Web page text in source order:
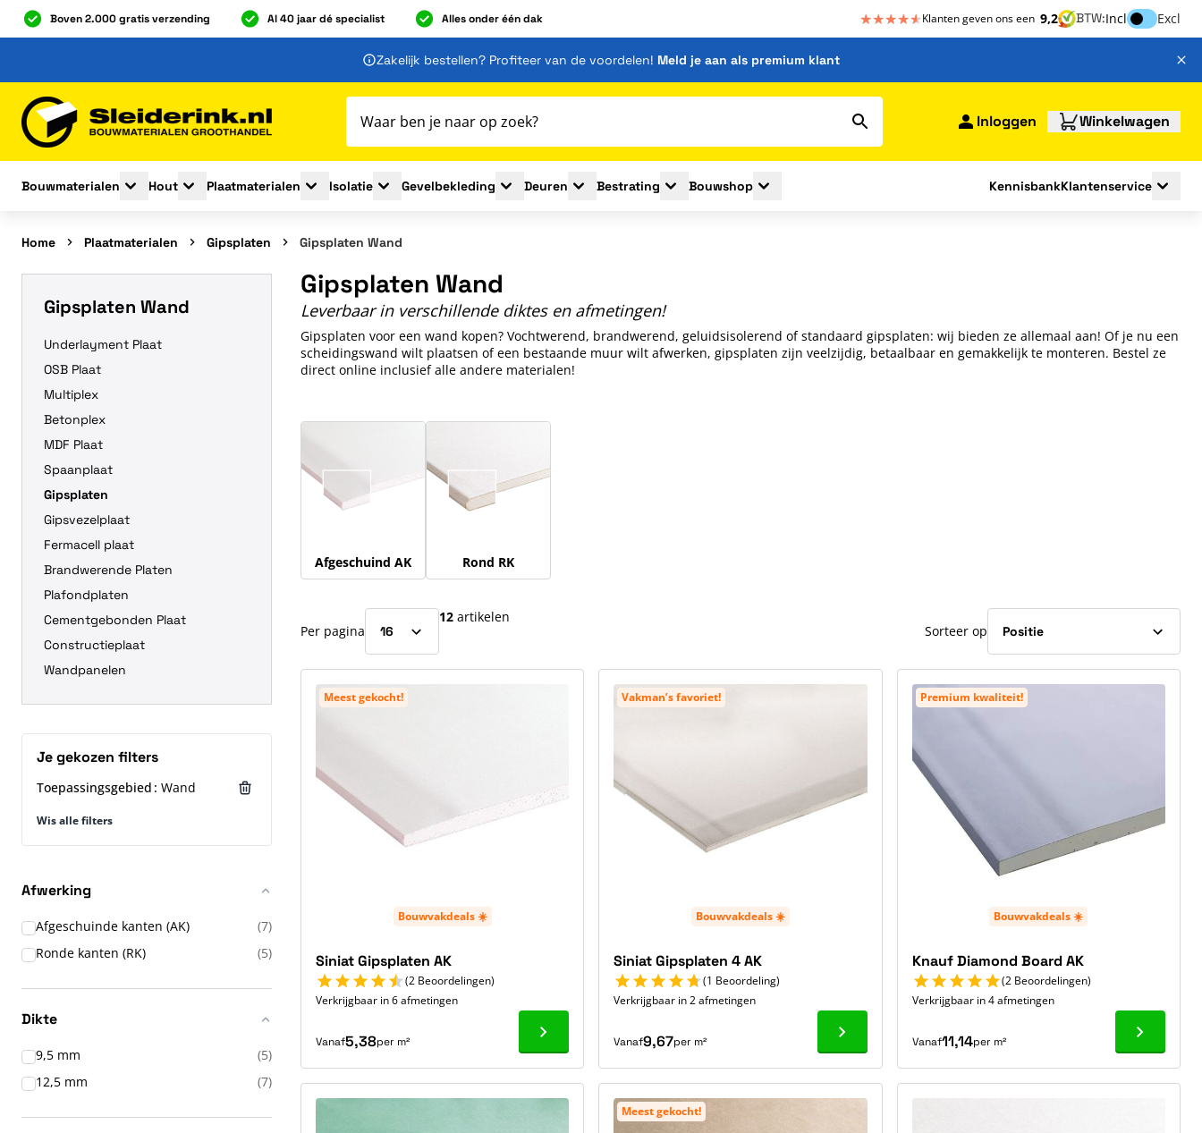
Boven 2.000 gratis verzending Al 40 jaar dé specialist Alles onder één dak ★★★★★
★★★★★Klanten geven ons een 9,2 BTW:InclInclusief btw
Excl
Zakelijk bestellen? Profiteer van de voordelen! Meld je aan als premium klant
Inloggen Winkelwagen
Bouwmaterialen
Toggle submenu for Bouwmaterialen
Hout
Toggle submenu for Hout
Plaatmaterialen
Toggle submenu for Plaatmaterialen
Isolatie
Toggle submenu for Isolatie
Gevelbekleding
Toggle submenu for Gevelbekleding
Deuren
Toggle submenu for Deuren
Bestrating
Toggle submenu for Bestrating
Bouwshop
Toggle submenu for Bouwshop
KennisbankKlantenservice
Home Plaatmaterialen Gipsplaten Gipsplaten Wand
Gipsplaten Wand
Underlayment Plaat
OSB Plaat
Multiplex
Betonplex
MDF Plaat
Spaanplaat
Gipsplaten
Gipsvezelplaat
Fermacell plaat
Brandwerende Platen
Plafondplaten
Cementgebonden Plaat
Constructieplaat
Wandpanelen
Je gekozen filters
Toepassingsgebied Wand
Wis alle filters
Afwerking
Afgeschuinde kanten (AK)
(7)
Ronde kanten (RK)
(5)
Dikte
9,5 mm
(5)
12,5 mm
(7)
Gipsplaten Wand
Leverbaar in verschillende diktes en afmetingen!
Gipsplaten voor een wand kopen? Vochtwerend, brandwerend, geluidsisolerend of standaard gipsplaten: wij bieden ze allemaal aan! Of je nu een
scheidingswand wilt plaatsen of een bestaande muur wilt afwerken, gipsplaten zijn veelzijdig, betaalbaar en gemakkelijk te monteren. Bestel ze
direct online inclusief alle andere materialen!
Afgeschuind AK Rond RK
Per pagina
12 artikelen
Sorteer op
Bouwvakdeals ☀️
Meest gekocht!
Siniat Gipsplaten AK
(2 Beoordelingen)
Verkrijgbaar in 6 afmetingen
Vanaf5,38per m² Ga naar product
Bouwvakdeals ☀️
Vakman’s favoriet!
Siniat Gipsplaten 4 AK
(1 Beoordeling)
Verkrijgbaar in 2 afmetingen
Vanaf9,67per m² Ga naar product
Bouwvakdeals ☀️
Premium kwaliteit!
Knauf Diamond Board AK
(2 Beoordelingen)
Verkrijgbaar in 4 afmetingen
Vanaf11,14per m² Ga naar
Meest gekocht!